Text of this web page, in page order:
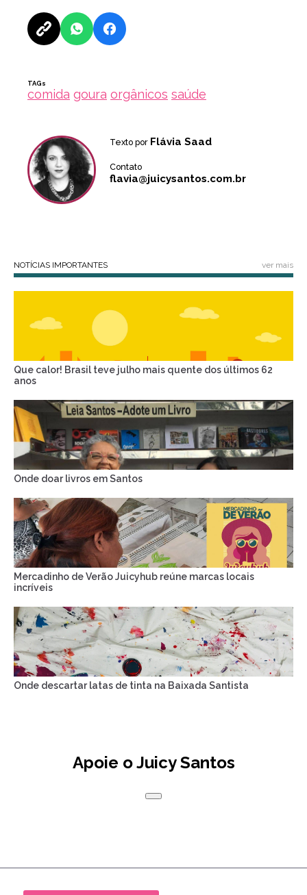
TAGs
comida goura orgânicos saúde
Texto por Flávia Saad
Contato
flavia@juicysantos.com.br
NOTÍCIAS IMPORTANTES ver mais
Que calor! Brasil teve julho mais quente dos últimos 62
anos
Onde doar livros em Santos
Mercadinho de Verão Juicyhub reúne marcas locais
incríveis
Onde descartar latas de tinta na Baixada Santista
Apoie o Juicy Santos